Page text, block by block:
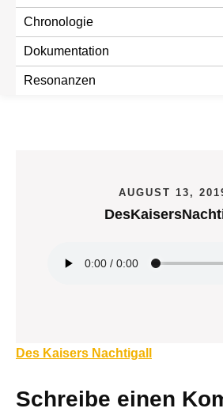
Chronologie
Dokumentation
Resonanzen
AUGUST 13,
Beitragsnavigation
Des Kaisers Nachtigall
Schreibe einen